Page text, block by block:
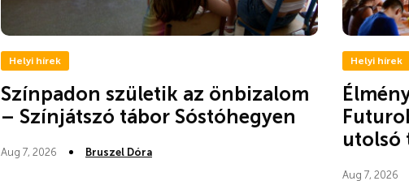
Helyi hírek
Színpadon születik az önbizalom
– Színjátszó tábor Sóstóhegyen
Aug 7, 2026 Bruszel Dóra
Helyi hírek
utolsó
Aug 7, 2026